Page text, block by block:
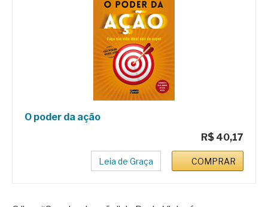
O poder da ação
R$ 40,17
Leia de Graça COMPRAR